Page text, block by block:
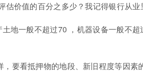
估价值的百分之多少？我记得银行从业
地一般不超过70 ，机器设备一般不
要看抵押物的地段、新旧程度等因素